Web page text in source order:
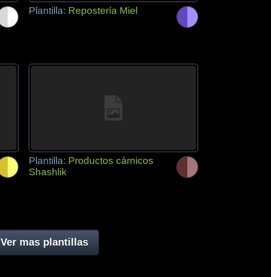
Plantilla: Repostería Miel
Plantilla: Productos càrnicos
Shashlik
Ver mas plantillas